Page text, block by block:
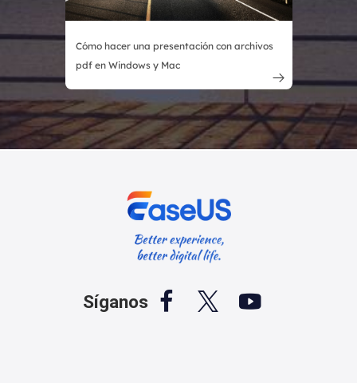
Cómo hacer una presentación con archivos
pdf en Windows y Mac

Síganos   